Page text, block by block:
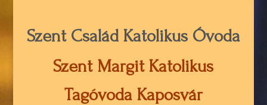
Szent Család Katolikus Óvoda
Szent Margit Katolikus
Tagóvoda Kaposvár